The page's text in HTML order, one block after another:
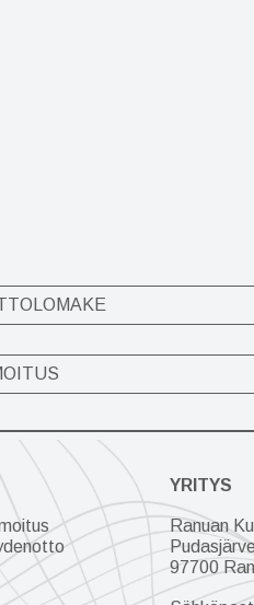
YRITYS
Ranuan
97700